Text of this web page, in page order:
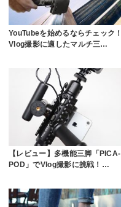
YouTubeを始めるならチェック！
Vlog撮影に適したマルチ三…
【レビュー】多機能三脚「PICA-
POD」でVlog撮影に挑戦！…